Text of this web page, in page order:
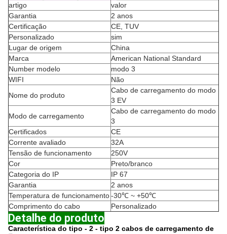
artigo
valor
Garantia
2 anos
Certificação
CE, TUV
Personalizado
sim
Lugar de origem
China
Marca
American National Standard
Number modelo
modo 3
WIFI
Não
Nome do produto
Cabo de carregamento do modo
3 EV
Modo de carregamento
Cabo de carregamento do modo
3
Certificados
CE
Corrente avaliado
32A
Tensão de funcionamento
250V
Cor
Preto/branco
Categoria do IP
IP 67
Garantia
2 anos
Temperatura de funcionamento-30℃ ~ +50℃
Comprimento do cabo
Personalizado
Detalhe do produto
Característica do tipo - 2 - tipo 2 cabos de carregamento de